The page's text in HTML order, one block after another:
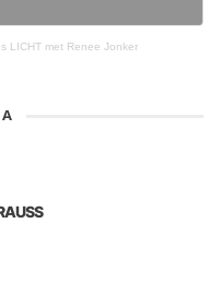
LICHT met Renee Jonker